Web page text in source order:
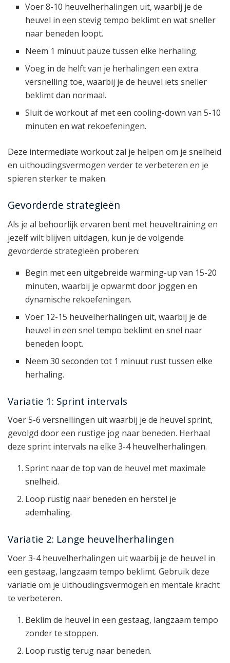
Voer 8-10 heuvelherhalingen uit, waarbij je de
heuvel in een stevig tempo beklimt en wat sneller
naar beneden loopt.
Neem 1 minuut pauze tussen elke herhaling.
Voeg in de helft van je herhalingen een extra
versnelling toe, waarbij je de heuvel iets sneller
beklimt dan normaal.
Sluit de workout af met een cooling-down van 5-10
minuten en wat rekoefeningen.
Deze intermediate workout zal je helpen om je snelheid
en uithoudingsvermogen verder te verbeteren en je
spieren sterker te maken.
Gevorderde strategieën
Als je al behoorlijk ervaren bent met heuveltraining en
jezelf wilt blijven uitdagen, kun je de volgende
gevorderde strategieën proberen:
Begin met een uitgebreide warming-up van 15-20
minuten, waarbij je opwarmt door joggen en
dynamische rekoefeningen.
Voer 12-15 heuvelherhalingen uit, waarbij je de
heuvel in een snel tempo beklimt en snel naar
beneden loopt.
Neem 30 seconden tot 1 minuut rust tussen elke
herhaling.
Variatie 1: Sprint intervals
Voer 5-6 versnellingen uit waarbij je de heuvel sprint,
gevolgd door een rustige jog naar beneden. Herhaal
deze sprint intervals na elke 3-4 heuvelherhalingen.
Sprint naar de top van de heuvel met maximale
snelheid.
Loop rustig naar beneden en herstel je
ademhaling.
Variatie 2: Lange heuvelherhalingen
Voer 3-4 heuvelherhalingen uit waarbij je de heuvel in
een gestaag, langzaam tempo beklimt. Gebruik deze
variatie om je uithoudingsvermogen en mentale kracht
te verbeteren.
Beklim de heuvel in een gestaag, langzaam tempo
zonder te stoppen.
Loop rustig terug naar beneden.